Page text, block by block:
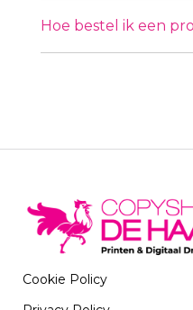
Hoe bestel ik een
Cookie Policy